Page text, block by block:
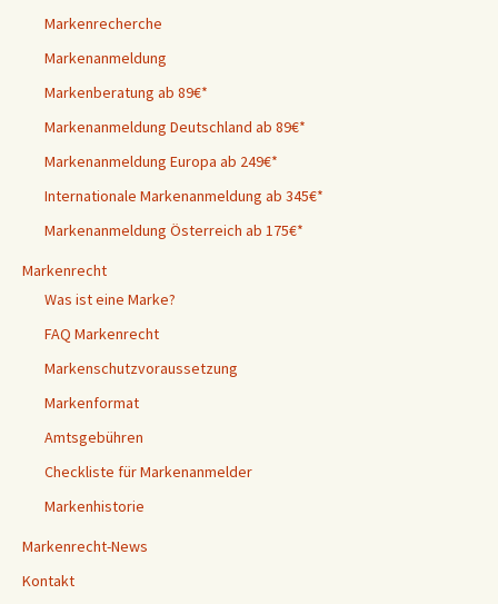
Markenrecherche
Markenanmeldung
Markenberatung ab 89€*
Markenanmeldung Deutschland ab 89€*
Markenanmeldung Europa ab 249€*
Internationale Markenanmeldung ab 345€*
Markenanmeldung Österreich ab 175€*
Markenrecht
Was ist eine Marke?
FAQ Markenrecht
Markenschutzvoraussetzung
Markenformat
Amtsgebühren
Checkliste für Markenanmelder
Markenhistorie
Markenrecht-News
Kontakt